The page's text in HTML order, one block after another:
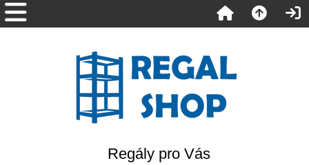
Regály pro Vás